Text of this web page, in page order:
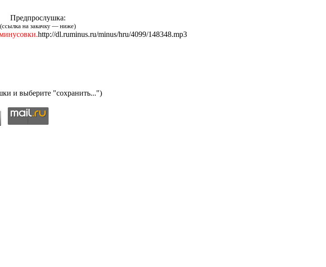
Предпрослушка:
(ссылка на закачку — ниже)
http://dl.ruminus.ru/minus/hru/4099/148348.mp3
и выберите "сохранить...")